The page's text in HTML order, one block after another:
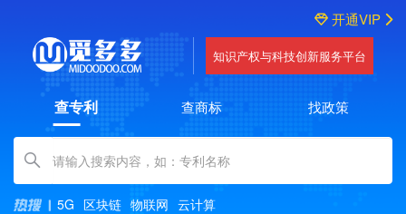
开通VIP
知识产权与科技创新服务平台
查专利 查商标 找政策
Amount (in dollars)
5G 区块链 物联网 云计算